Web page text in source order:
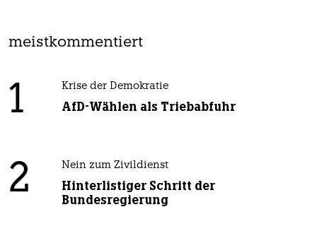
meistkommentiert
1 Krise der Demokratie
AfD-Wählen als Triebabfuhr
2 Nein zum Zivildienst
Hinterlistiger Schritt der
Bundesregierung